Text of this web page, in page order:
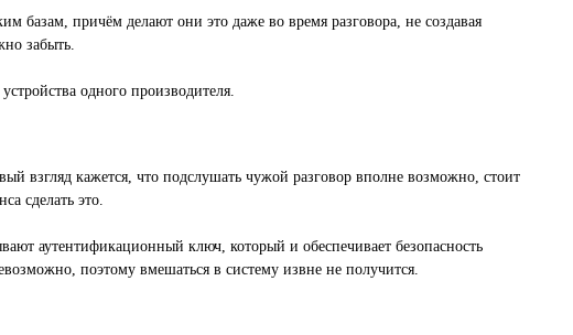
базам, причём делают они это даже во время разговора, не создавая
забыть.
одного производителя.
взгляд кажется, что подслушать чужой разговор вполне возможно, стоит
сделать это.
аутентификационный ключ, который и обеспечивает безопасность
поэтому вмешаться в систему извне не получится.